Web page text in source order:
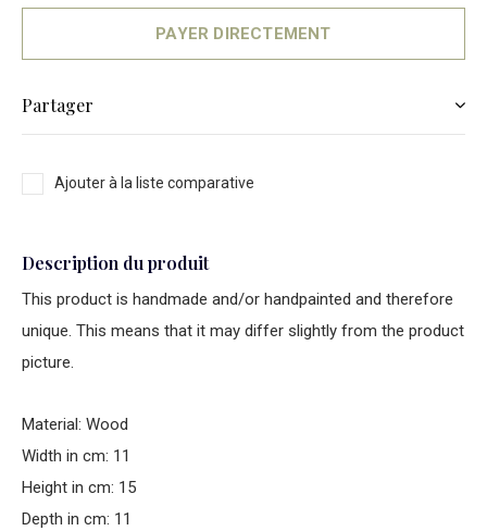
PAYER DIRECTEMENT
Partager
Ajouter à la liste comparative
Description du produit
This product is handmade and/or handpainted and therefore
unique. This means that it may differ slightly from the product
picture.
Material: Wood
Width in cm: 11
Height in cm: 15
Depth in cm: 11